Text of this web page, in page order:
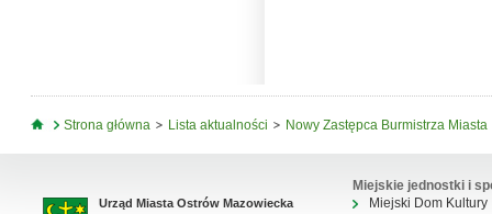
Jesteś tutaj
Strona główna Lista aktualności Nowy Zastępca Burmistrza Miasta
Urząd Miasta Ostrów Mazowiecka
Miejskie jednostki i
Miejski Dom Kultury